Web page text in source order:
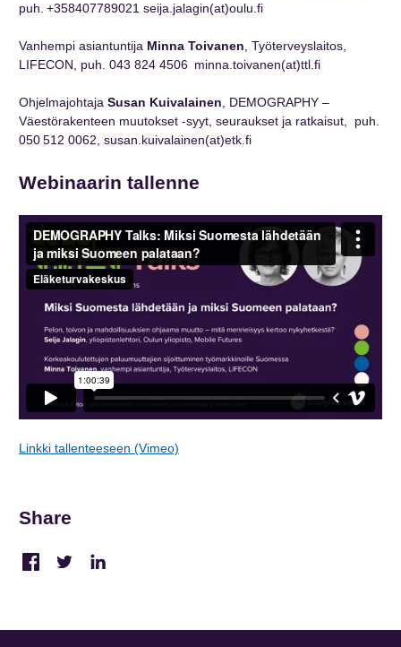
puh. +358407789021 seija.jalagin(at)oulu.fi
Vanhempi asiantuntija Minna Toivanen , Työterveyslaitos,
LIFECON, puh. 043 824 4506 minna.toivanen(at)ttl.fi
Ohjelmajohtaja Susan Kuivalainen , DEMOGRAPHY –
Väestörakenteen muutokset -syyt, seuraukset ja ratkaisut, puh.
050 512 0062, susan.kuivalainen(at)etk.fi
Webinaarin tallenne
Linkki tallenteeseen (Vimeo)
Share